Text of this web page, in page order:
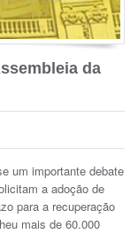
da
um importante debate
a adoção de
para a recuperação
mais de 60.000